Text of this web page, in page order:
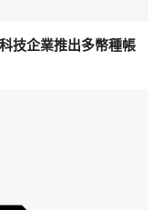
技企業推出多幣種帳